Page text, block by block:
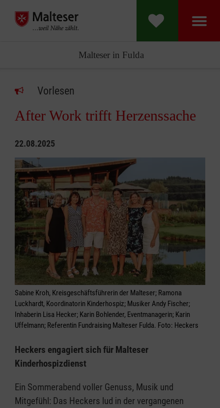
Malteser in Fulda
Vorlesen
After Work trifft Herzenssache
22.08.2025
Sabine Kroh, Kreisgeschäftsführerin der Malteser; Ramona
Luckhardt, Koordinatorin Kinderhospiz; Musiker Andy Fischer;
Inhaberin Lisa Hecker; Karin Bohlender, Eventmanagerin; Karin
Uffelmann; Referentin Fundraising Malteser Fulda. Foto: Heckers
Heckers engagiert sich für Malteser
Kinderhospizdienst
Ein Sommerabend voller Genuss, Musik und
Mitgefühl: Das Heckers lud in der vergangenen